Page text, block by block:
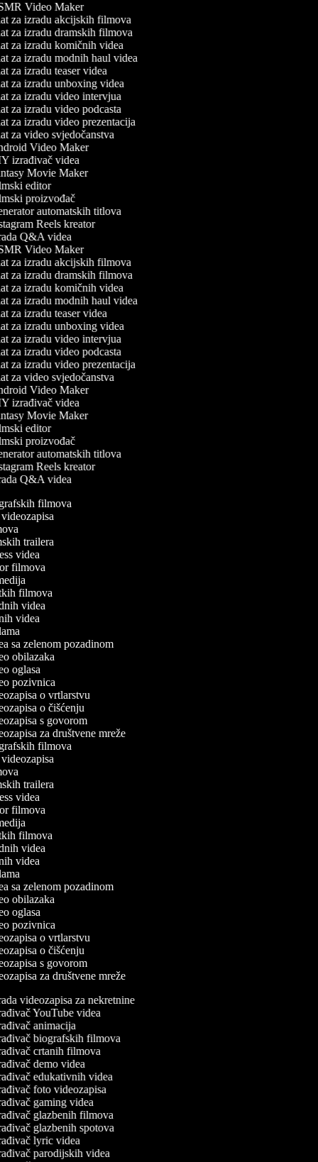
Video Maker
za izradu akcijskih filmova
za izradu dramskih filmova
za izradu komičnih videa
za izradu modnih haul videa
za izradu teaser videa
za izradu unboxing videa
za izradu video intervjua
za izradu video podcasta
za izradu video prezentacija
za video svjedočanstva
Video Maker
izrađivač videa
Movie Maker
editor
proizvođač
automatskih titlova
Reels kreator
Q&A videa
Video Maker
za izradu akcijskih filmova
za izradu dramskih filmova
za izradu komičnih videa
za izradu modnih haul videa
za izradu teaser videa
za izradu unboxing videa
za izradu video intervjua
za izradu video podcasta
za izradu video prezentacija
za video svjedočanstva
Video Maker
izrađivač videa
Movie Maker
editor
proizvođač
automatskih titlova
Reels kreator
Q&A videa
filmova
videozapisa
trailera
videa
filmova
filmova
videa
videa
sa zelenom pozadinom
obilazaka
oglasa
pozivnica
o vrtlarstvu
o čišćenju
s govorom
za društvene mreže
filmova
videozapisa
trailera
videa
filmova
filmova
videa
videa
sa zelenom pozadinom
obilazaka
oglasa
pozivnica
o vrtlarstvu
o čišćenju
s govorom
za društvene mreže
videozapisa za nekretnine
YouTube videa
animacija
biografskih filmova
crtanih filmova
demo videa
edukativnih videa
foto videozapisa
gaming videa
glazbenih filmova
glazbenih spotova
lyric videa
parodijskih videa